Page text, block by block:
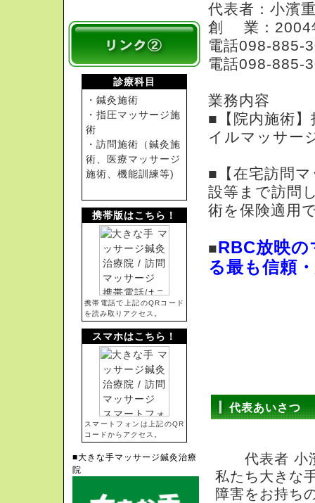
診療科目
・鍼灸施術
・指圧マッサージ施
術
・訪問施術（鍼灸施
術、医療マッサージ
施術、機能訓練等)
携帯版はこちら！
携帯電話で上記のQRコード
を読み取りアクセス。
スマホはこちら！
スマートフォンは上記のQR
コードからアクセス。
■大きな手マッサージ鍼灸治療
院
代表者：小濱
創 業：2004
電話098-885-
電話098-885-
業務内容
■【院内施術
イルマッサー
■【在宅訪問
設等まで訪問
術を保険適用
■RBC放映
る最も信頼
代表あいさつ
代表者 小
私たち大きな
障害をお持ち